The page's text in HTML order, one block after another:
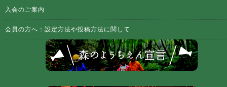
入会のご案内
会員の方へ：設定方法や投稿方法に関して